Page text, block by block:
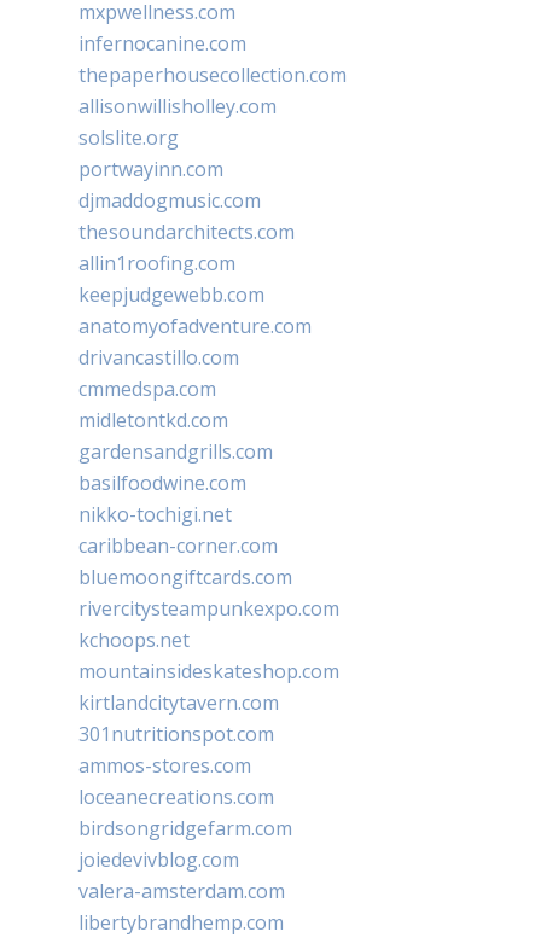
mxpwellness.com
infernocanine.com
thepaperhousecollection.com
allisonwillisholley.com
solslite.org
portwayinn.com
djmaddogmusic.com
thesoundarchitects.com
allin1roofing.com
keepjudgewebb.com
anatomyofadventure.com
drivancastillo.com
cmmedspa.com
midletontkd.com
gardensandgrills.com
basilfoodwine.com
nikko-tochigi.net
caribbean-corner.com
bluemoongiftcards.com
rivercitysteampunkexpo.com
kchoops.net
mountainsideskateshop.com
kirtlandcitytavern.com
301nutritionspot.com
ammos-stores.com
loceanecreations.com
birdsongridgefarm.com
joiedevivblog.com
valera-amsterdam.com
libertybrandhemp.com